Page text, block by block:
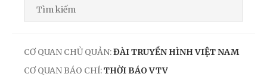
CƠ QUAN CHỦ QUẢN:ĐÀI TRUYỀN HÌNH VIỆT NAM
CƠ QUAN BÁO CHÍ:THỜI BÁO VTV